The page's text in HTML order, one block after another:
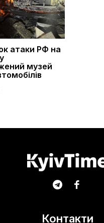
атаки РФ на
музей
Контакти